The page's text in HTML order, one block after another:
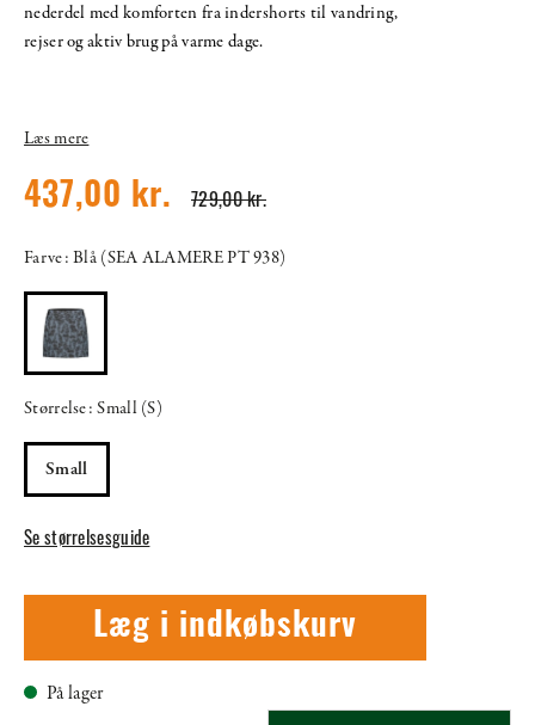
nederdel med komforten fra indershorts til vandring,
rejser og aktiv brug på varme dage.
Læs mere
729,00 kr.
437,00 kr.
Farve: Blå (SEA ALAMERE PT 938)
Størrelse: Small (S)
Small
Se størrelsesguide
Læg i indkøbskurv
På lager